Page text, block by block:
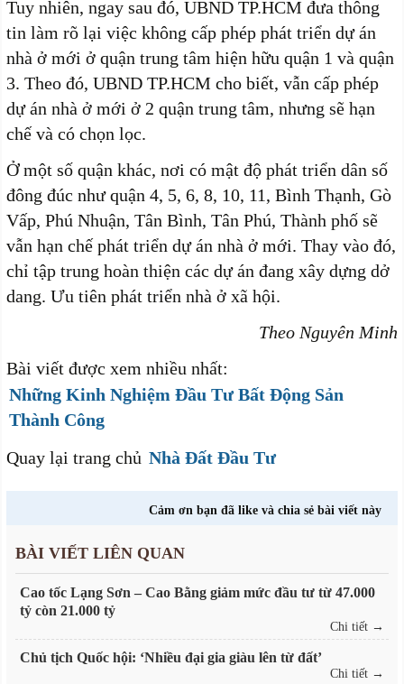
Tuy nhiên, ngay sau đó, UBND TP.HCM đưa thông
tin làm rõ lại việc không cấp phép phát triển dự án
nhà ở mới ở quận trung tâm hiện hữu quận 1 và quận
3. Theo đó, UBND TP.HCM cho biết, vẫn cấp phép
dự án nhà ở mới ở 2 quận trung tâm, nhưng sẽ hạn
chế và có chọn lọc.
Ở một số quận khác, nơi có mật độ phát triển dân số
đông đúc như quận 4, 5, 6, 8, 10, 11, Bình Thạnh, Gò
Vấp, Phú Nhuận, Tân Bình, Tân Phú, Thành phố sẽ
vẫn hạn chế phát triển dự án nhà ở mới. Thay vào đó,
chỉ tập trung hoàn thiện các dự án đang xây dựng dở
dang. Ưu tiên phát triển nhà ở xã hội.
Theo Nguyên Minh
Bài viết được xem nhiều nhất:
Những Kinh Nghiệm Đầu Tư Bất Động Sản
Thành Công
Quay lại trang chủ Nhà Đất Đầu Tư
Cảm ơn bạn đã like và chia sẻ bài viết này
BÀI VIẾT LIÊN QUAN
Cao tốc Lạng Sơn – Cao Bằng giảm mức đầu tư từ 47.000
tỷ còn 21.000 tỷ
Chi tiết →
Chủ tịch Quốc hội: ‘Nhiều đại gia giàu lên từ đất’
Chi tiết →